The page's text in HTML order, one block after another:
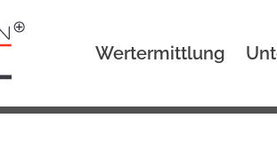
Wertermittlung